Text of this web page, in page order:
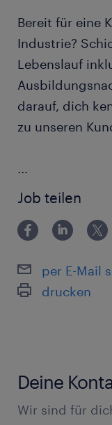
Bereit für eine
Industrie?
Lebenslauf
darauf, dich
zu unseren
...
Job teilen
per E-Mail
drucken
Deine
Wir sind für